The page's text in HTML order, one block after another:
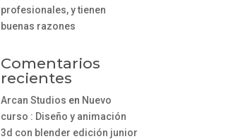
profesionales, y tienen
buenas razones
Comentarios
recientes
Arcan Studios en Nuevo
curso : Diseño y animación
3d con blender edición junior